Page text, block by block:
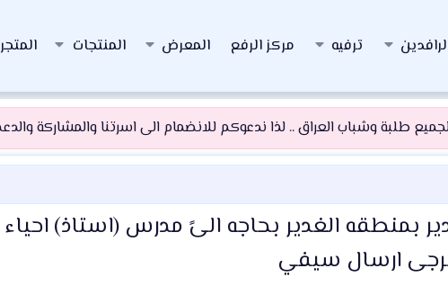
ترفيه مركز الرفع المعرض المنتجات المتجر
طلبة وشباب العراق .. لذا ندعوكم للانضمام الى اسرتنا والمشاركة
بمنطقه الغدير بحاجه الىً مدرس (استاذ)
ارسال سيفي